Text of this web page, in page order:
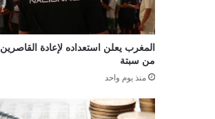
المغرب يعلن استعداده لإعادة القاصرين
من سبتة
منذ يوم واحد